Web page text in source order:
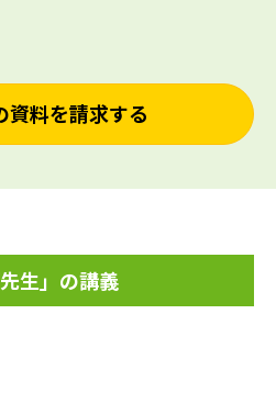
資料を請求する
生」の講義